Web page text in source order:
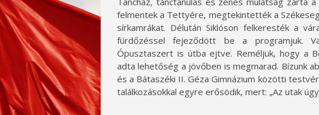
felmentek a Tettyére, megtekintették a
sírkamrákat. Délután Siklóson felkeresték a
fürdőzéssel fejeződött be a programjuk.
Ópusztaszert is útba ejtve. Reméljük, hogy a
adta lehetőség a jövőben is megmarad. Bízunk
és a Bátaszéki II. Géza Gimnázium közötti
találkozásokkal egyre erősödik, mert: „Az utak